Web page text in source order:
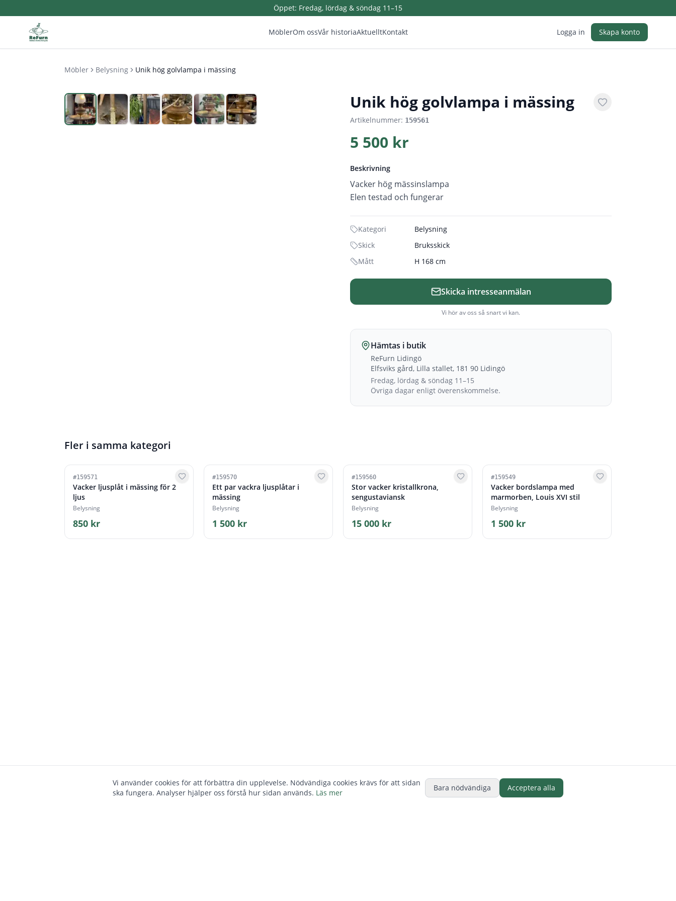
Öppet: Fredag, lördag & söndag 11–15
MöblerOm ossVår historiaAktuelltKontakt Logga in Skapa konto
Möbler Belysning Unik hög golvlampa i mässing
Unik hög golvlampa i mässing
Artikelnummer: 159561
5 500 kr
Beskrivning
Vacker hög mässinslampa
Elen testad och fungerar
Kategori
Belysning
Skick
Bruksskick
Mått
H 168 cm
Skicka intresseanmälan
Vi hör av oss så snart vi kan.
Hämtas i butik
ReFurn Lidingö
Elfsviks gård, Lilla stallet, 181 90 Lidingö
Fredag, lördag & söndag 11–15
Övriga dagar enligt överenskommelse.
Fler i samma kategori
#159571
Vacker ljusplåt i mässing för 2
ljus
Belysning
850 kr
#159570
Ett par vackra ljusplåtar i
mässing
Belysning
1 500 kr
#159560
Stor vacker kristallkrona,
sengustaviansk
Belysning
15 000 kr
#159549
Vacker bordslampa med
marmorben, Louis XVI stil
Belysning
1 500 kr
Vi använder cookies för att förbättra din upplevelse. Nödvändiga cookies krävs för att sidan
ska fungera. Analyser hjälper oss förstå hur sidan används. Läs mer
Bara nödvändiga Acceptera alla